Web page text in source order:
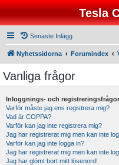
Tesla
Senaste Inlägg
Nyhetssidorna Forumindex
Vanliga frågor
Inloggnings- och registreringsfrågor
Varför måste jag ens registrera mig?
Vad är COPPA?
Varför kan jag inte registrera mig?
Jag har registrerat mig men kan inte
Varför kan jag inte logga in?
Jag har registrerat mig men kan inte
Jag har glömt bort mitt lösenord!